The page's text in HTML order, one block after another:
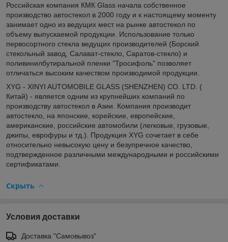
Российская компания КМК Glass начала собственное
производство автостекол в 2000 году и к настоящему моменту
занимает одно из ведущих мест на рынке автостекол по
объему выпускаемой продукции. Использование только
первосортного стекла ведущих производителей (Борский
стекольный завод, Салават-стекло, Саратов-стекло) и
поливинилбутиральной пленки "Тросифоль" позволяет
отличаться высоким качеством производимой продукции.
XYG - XINYI AUTOMOBILE GLASS (SHENZHEN) CO. LTD. (
Китай) - является одним из крупнейших компаний по
производству автостекол в Азии. Компания производит
автостекло, на японские, корейские, европейские,
американские, российские автомобили (легковые, грузовые,
джипы, еврофуры и тд.). Продукция XYG сочетает в себе
относительно невысокую цену и безупречное качество,
подтвержденное различными международными и российскими
сертификатами.
Скрыть
Условия доставки
Доставка "Самовывоз"